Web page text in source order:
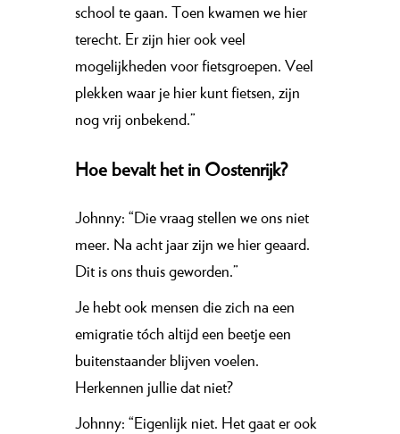
school te gaan. Toen kwamen we hier
terecht. Er zijn hier ook veel
mogelijkheden voor fietsgroepen. Veel
plekken waar je hier kunt fietsen, zijn
nog vrij onbekend.”
Hoe bevalt het in Oostenrijk?
Johnny: “Die vraag stellen we ons niet
meer. Na acht jaar zijn we hier geaard.
Dit is ons thuis geworden.”
Je hebt ook mensen die zich na een
emigratie tóch altijd een beetje een
buitenstaander blijven voelen.
Herkennen jullie dat niet?
Johnny: “Eigenlijk niet. Het gaat er ook